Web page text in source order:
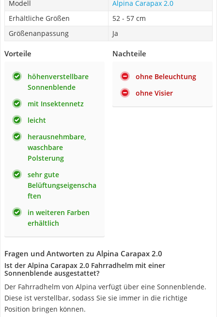
Modell
Alpina Carapax 2.0
Erhältliche Größen
52 - 57 cm
Größenanpassung
Ja
Vorteile
höhenverstellbare
Sonnenblende
mit Insektennetz
leicht
herausnehmbare,
waschbare
Polsterung
sehr gute
Belüftungseigenscha
ften
in weiteren Farben
erhältlich
Nachteile
ohne Beleuchtung
ohne Visier
Fragen und Antworten zu Alpina Carapax 2.0
Ist der Alpina Carapax 2.0 Fahrradhelm mit einer
Sonnenblende ausgestattet?
Der Fahrradhelm von Alpina verfügt über eine Sonnenblende.
Diese ist verstellbar, sodass Sie sie immer in die richtige
Position bringen können.